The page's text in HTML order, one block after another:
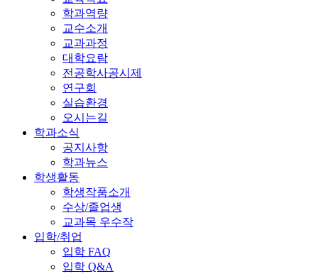
학과역량
교수소개
교과과정
대학요람
전공학사공시제
연구회
실습환경
오시는길
학과소식
공지사항
학과뉴스
학생활동
학생작품소개
수상/졸업생
교과목 우수작
입학/취업
입학 FAQ
입학 Q&A